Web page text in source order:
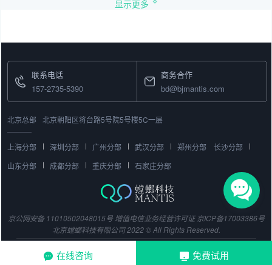
在线咨询 免费试用
显示更多
联系电话
157-2735-5390
商务合作
bd@bjmantis.com
北京总部 北京朝阳区将台路5号院5号楼5C一层
上海分部 深圳分部 广州分部 武汉分部 郑州分部
长沙分部
山东分部
成都分部 重庆分部 石家庄分部
京公网安备 11010502048015号 增值电信业务经营许可证 京ICP备17003386号
北京螳螂科技有限公司 2022 © All Rights Reserved.